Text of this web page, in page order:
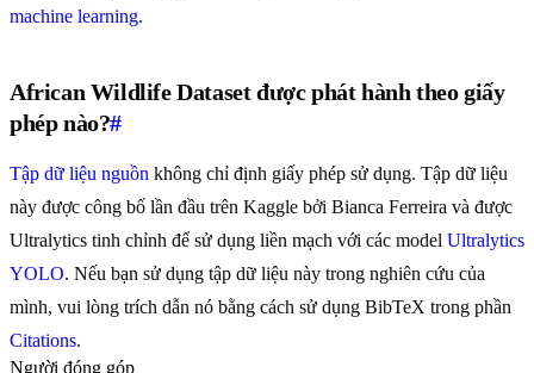
machine learning.
African Wildlife Dataset được phát hành theo giấy
phép nào?#
Tập dữ liệu nguồn không chỉ định giấy phép sử dụng. Tập dữ liệu
này được công bố lần đầu trên Kaggle bởi Bianca Ferreira và được
Ultralytics tinh chỉnh để sử dụng liền mạch với các model Ultralytics
YOLO. Nếu bạn sử dụng tập dữ liệu này trong nghiên cứu của
mình, vui lòng trích dẫn nó bằng cách sử dụng BibTeX trong phần
Citations.
Người đóng góp